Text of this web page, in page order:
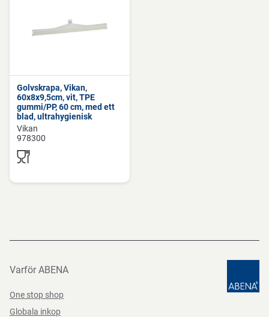
Golvskrapa, Vikan,
60x8x9,5cm, vit, TPE
gummi/PP, 60 cm, med ett
blad, ultrahygienisk
Vikan
978300
Varför ABENA
One stop shop
Globala inkop